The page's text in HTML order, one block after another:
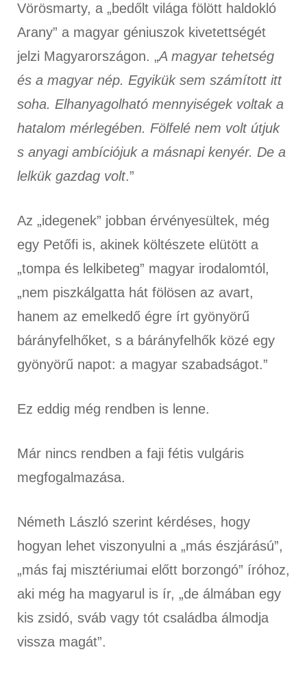
Vörösmarty, a „bedőlt világa fölött haldokló
Arany” a magyar géniuszok kivetettségét
jelzi Magyarországon. „A magyar tehetség
és a magyar nép. Egyikük sem számított itt
soha. Elhanyagolható mennyiségek voltak a
hatalom mérlegében. Fölfelé nem volt útjuk
s anyagi ambíciójuk a másnapi kenyér. De a
lelkük gazdag volt.”
Az „idegenek” jobban érvényesültek, még
egy Petőfi is, akinek költészete elütött a
„tompa és lelkibeteg” magyar irodalomtól,
„nem piszkálgatta hát fölösen az avart,
hanem az emelkedő égre írt gyönyörű
bárányfelhőket, s a bárányfelhők közé egy
gyönyörű napot: a magyar szabadságot.”
Ez eddig még rendben is lenne.
Már nincs rendben a faji fétis vulgáris
megfogalmazása.
Németh László szerint kérdéses, hogy
hogyan lehet viszonyulni a „más észjárású”,
„más faj misztériumai előtt borzongó” íróhoz,
aki még ha magyarul is ír, „de álmában egy
kis zsidó, sváb vagy tót családba álmodja
vissza magát”.